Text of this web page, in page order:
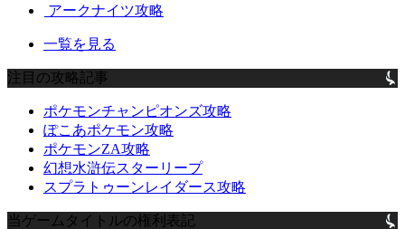
アークナイツ攻略
一覧を見る
注目の攻略記事
ポケモンチャンピオンズ攻略
ぽこあポケモン攻略
ポケモンZA攻略
幻想水滸伝スターリープ
スプラトゥーンレイダース攻略
当ゲームタイトルの権利表記